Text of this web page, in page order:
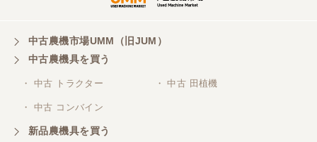
中古農機市場UMM（旧JUM）
中古農機具を買う
・ 中古 トラクター ・ 中古 田植機
・ 中古 コンバイン
新品農機具を買う